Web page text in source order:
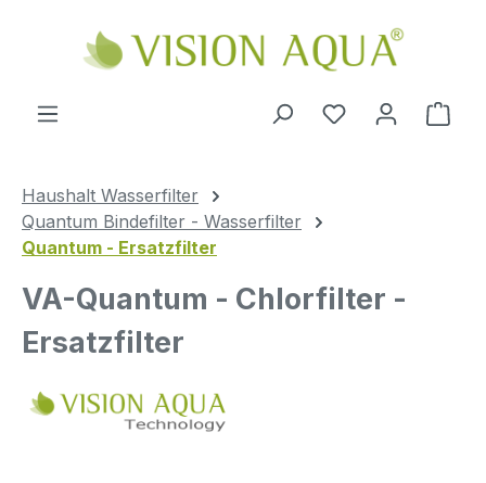
Zum Hauptinhalt springen
Haushalt Wasserfilter
Quantum Bindefilter - Wasserfilter
Quantum - Ersatzfilter
VA-Quantum - Chlorfilter -
Ersatzfilter